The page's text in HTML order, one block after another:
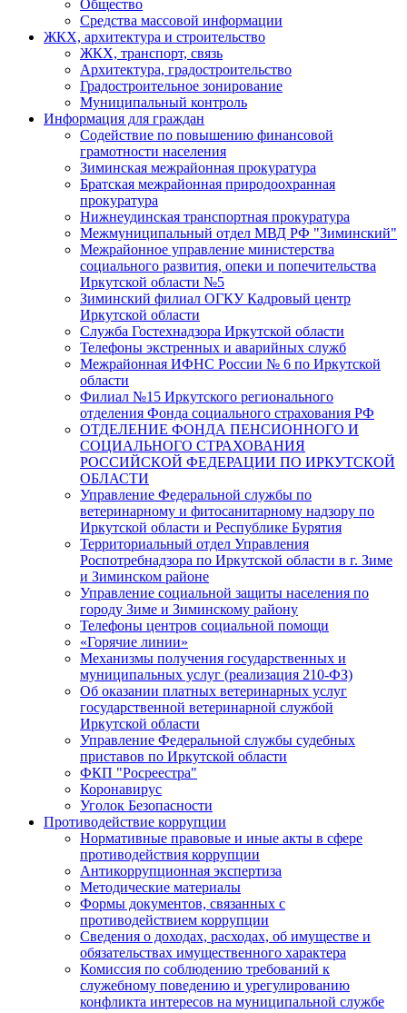
Общество
Средства массовой информации
ЖКХ, архитектура и строительство
ЖКХ, транспорт, связь
Архитектура, градостроительство
Градостроительное зонирование
Муниципальный контроль
Информация для граждан
Содействие по повышению финансовой
грамотности населения
Зиминская межрайонная прокуратура
Братская межрайонная природоохранная
прокуратура
Нижнеудинская транспортная прокуратура
Межмуниципальный отдел МВД РФ "Зиминский"
Межрайонное управление министерства
социального развития, опеки и попечительства
Иркутской области №5
Зиминский филиал ОГКУ Кадровый центр
Иркутской области
Служба Гостехнадзора Иркутской области
Телефоны экстренных и аварийных служб
Межрайонная ИФНС России № 6 по Иркутской
области
Филиал №15 Иркутского регионального
отделения Фонда социального страхования РФ
ОТДЕЛЕНИЕ ФОНДА ПЕНСИОННОГО И
СОЦИАЛЬНОГО СТРАХОВАНИЯ
РОССИЙСКОЙ ФЕДЕРАЦИИ ПО ИРКУТСКОЙ
ОБЛАСТИ
Управление Федеральной службы по
ветеринарному и фитосанитарному надзору по
Иркутской области и Республике Бурятия
Территориальный отдел Управления
Роспотребнадзора по Иркутской области в г. Зиме
и Зиминском районе
Управление социальной защиты населения по
городу Зиме и Зиминскому району
Телефоны центров социальной помощи
«Горячие линии»
Механизмы получения государственных и
муниципальных услуг (реализация 210-ФЗ)
Об оказании платных ветеринарных услуг
государственной ветеринарной службой
Иркутской области
Управление Федеральной службы судебных
приставов по Иркутской области
ФКП "Росреестра"
Коронавирус
Уголок Безопасности
Противодействие коррупции
Нормативные правовые и иные акты в сфере
противодействия коррупции
Антикоррупционная экспертиза
Методические материалы
Формы документов, связанных с
противодействием коррупции
Сведения о доходах, расходах, об имуществе и
обязательствах имущественного характера
Комиссия по соблюдению требований к
служебному поведению и урегулированию
конфликта интересов на муниципальной службе